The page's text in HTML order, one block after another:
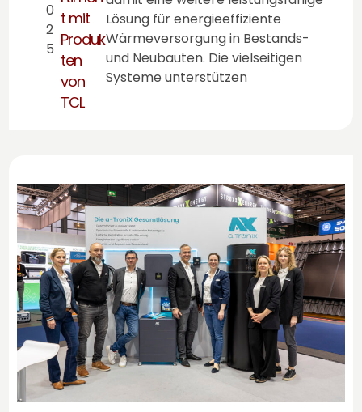
0
2
5
t mit
Produk
ten
von
TCL
Lösung für energieeffiziente
Wärmeversorgung in Bestands-
und Neubauten. Die vielseitigen
Systeme unterstützen